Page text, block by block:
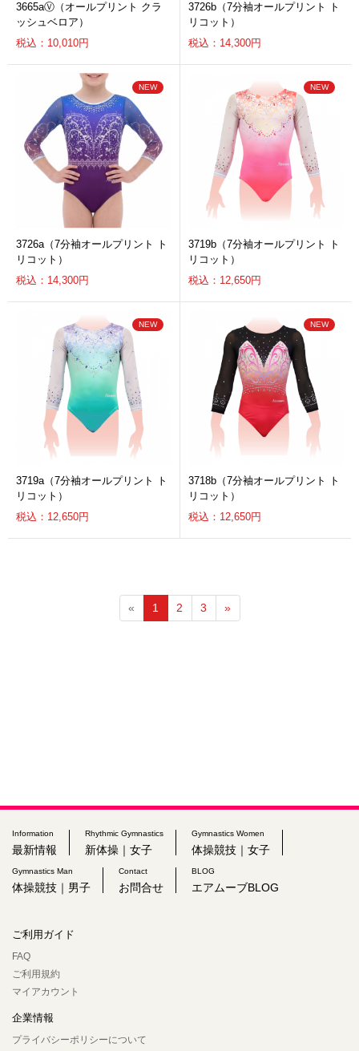
3665aⓋ（オールプリント クラ
ッシュベロア）
税込：10,010円
3726b（7分袖オールプリント ト
リコット）
税込：14,300円
3726a（7分袖オールプリント ト
リコット）
税込：14,300円
3719b（7分袖オールプリント ト
リコット）
税込：12,650円
3719a（7分袖オールプリント ト
リコット）
税込：12,650円
3718b（7分袖オールプリント ト
リコット）
税込：12,650円
« 1 2 3 »
Information
最新情報
Rhythmic Gymnastics
新体操｜女子
Gymnastics Women
体操競技｜女子
Gymnastics Man
体操競技｜男子
Contact
お問合せ
BLOG
エアムーブBLOG
ご利用ガイド
FAQ
ご利用規約
マイアカウント
企業情報
プライバシーポリシーについて